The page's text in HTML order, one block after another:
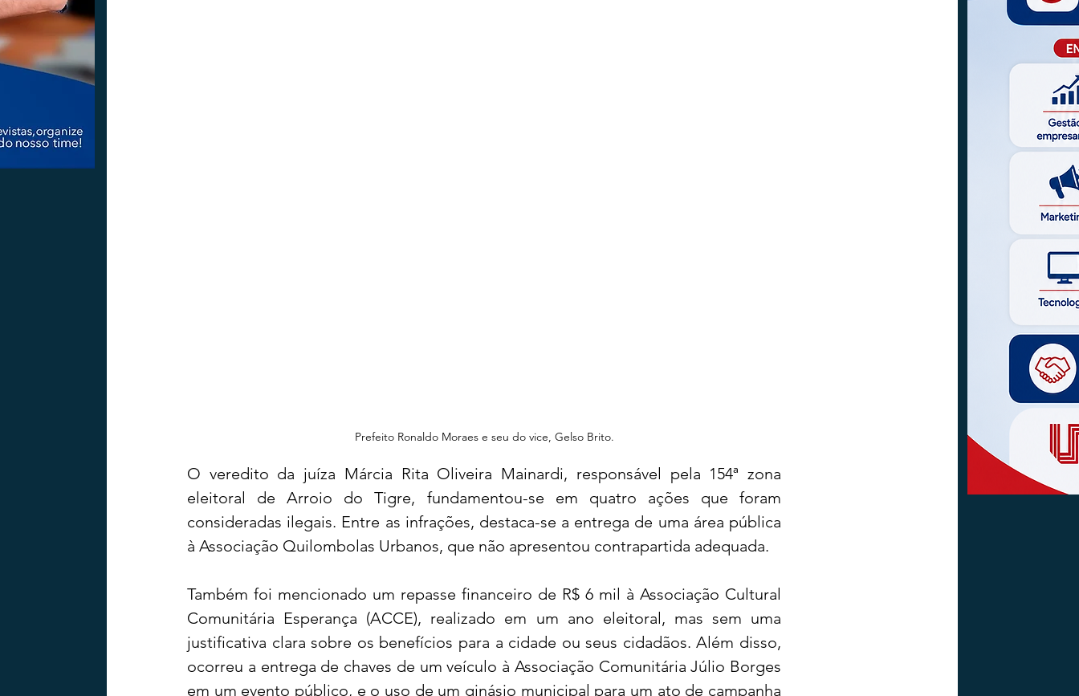
Prefeito Ronaldo Moraes e seu do vice, Gelso Brito.
O veredito da juíza Márcia Rita Oliveira Mainardi, responsável pela 154ª zona
eleitoral de Arroio do Tigre, fundamentou-se em quatro ações que foram
consideradas ilegais. Entre as infrações, destaca-se a entrega de uma área pública
à Associação Quilombolas Urbanos, que não apresentou contrapartida adequada.
Também foi mencionado um repasse financeiro de R$ 6 mil à Associação Cultural
Comunitária Esperança (ACCE), realizado em um ano eleitoral, mas sem uma
justificativa clara sobre os benefícios para a cidade ou seus cidadãos. Além disso,
ocorreu a entrega de chaves de um veículo à Associação Comunitária Júlio Borges
em um evento público, e o uso de um ginásio municipal para um ato de campanha